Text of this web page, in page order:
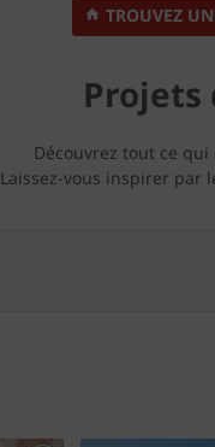
TROUVEZ
Projets
Découvrez tout ce
Laissez-vous inspirer par